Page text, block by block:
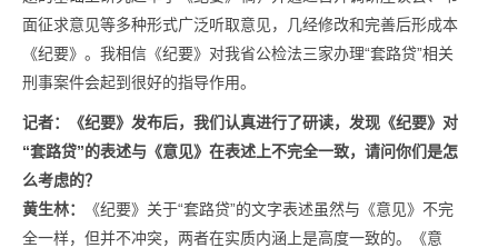
面征求意见等多种形式广泛听取意见，几经修改和完善后形成本
《纪要》。我相信《纪要》对我省公检法三家办理“套路贷”相关
刑事案件会起到很好的指导作用。
记者：
《纪要》发布后，我们认真进行了研读，发现《纪要》对
“套路贷”的表述与《意见》在表述上不完全一致，请问你们是怎
么考虑的？
黄生林：
《纪要》关于“套路贷”的文字表述虽然与《意见》不完
全一样，但并不冲突，两者在实质内涵上是高度一致的。《意